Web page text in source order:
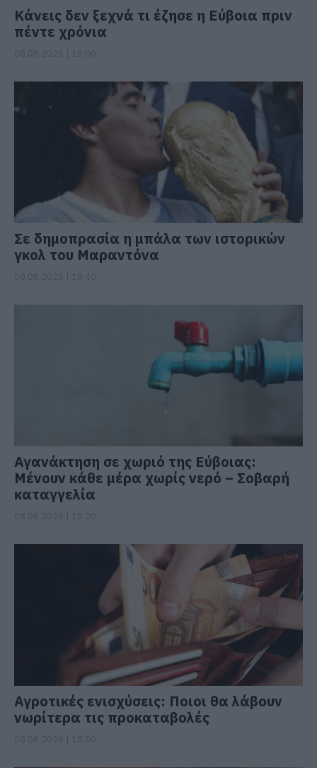
Κάνεις δεν ξεχνά τι έζησε η Εύβοια πριν
πέντε χρόνια
Σε δημοπρασία η μπάλα των ιστορικών
γκολ του Μαραντόνα
Αγανάκτηση σε χωριό της Εύβοιας:
Μένουν κάθε μέρα χωρίς νερό – Σοβαρή
καταγγελία
Αγροτικές ενισχύσεις: Ποιοι θα λάβουν
νωρίτερα τις προκαταβολές